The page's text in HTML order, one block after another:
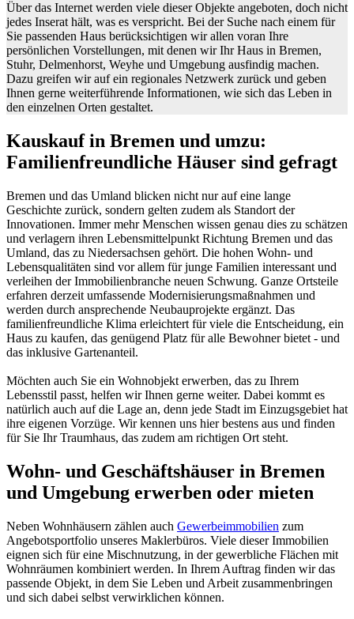
Über das Internet werden viele dieser Objekte angeboten, doch nicht
jedes Inserat hält, was es verspricht. Bei der Suche nach einem für
Sie passenden Haus berücksichtigen wir allen voran Ihre
persönlichen Vorstellungen, mit denen wir Ihr Haus in Bremen,
Stuhr, Delmenhorst, Weyhe und Umgebung ausfindig machen.
Dazu greifen wir auf ein regionales Netzwerk zurück und geben
Ihnen gerne weiterführende Informationen, wie sich das Leben in
den einzelnen Orten gestaltet.
Kauskauf in Bremen und umzu:
Familienfreundliche Häuser sind gefragt
Bremen und das Umland blicken nicht nur auf eine lange
Geschichte zurück, sondern gelten zudem als Standort der
Innovationen. Immer mehr Menschen wissen genau dies zu schätzen
und verlagern ihren Lebensmittelpunkt Richtung Bremen und das
Umland, das zu Niedersachsen gehört. Die hohen Wohn- und
Lebensqualitäten sind vor allem für junge Familien interessant und
verleihen der Immobilienbranche neuen Schwung. Ganze Ortsteile
erfahren derzeit umfassende Modernisierungsmaßnahmen und
werden durch ansprechende Neubauprojekte ergänzt. Das
familienfreundliche Klima erleichtert für viele die Entscheidung, ein
Haus zu kaufen, das genügend Platz für alle Bewohner bietet - und
das inklusive Gartenanteil.
Möchten auch Sie ein Wohnobjekt erwerben, das zu Ihrem
Lebensstil passt, helfen wir Ihnen gerne weiter. Dabei kommt es
natürlich auch auf die Lage an, denn jede Stadt im Einzugsgebiet hat
ihre eigenen Vorzüge. Wir kennen uns hier bestens aus und finden
für Sie Ihr Traumhaus, das zudem am richtigen Ort steht.
Wohn- und Geschäftshäuser in Bremen
und Umgebung erwerben oder mieten
Neben Wohnhäusern zählen auch Gewerbeimmobilien zum
Angebotsportfolio unseres Maklerbüros. Viele dieser Immobilien
eignen sich für eine Mischnutzung, in der gewerbliche Flächen mit
Wohnräumen kombiniert werden. In Ihrem Auftrag finden wir das
passende Objekt, in dem Sie Leben und Arbeit zusammenbringen
und sich dabei selbst verwirklichen können.